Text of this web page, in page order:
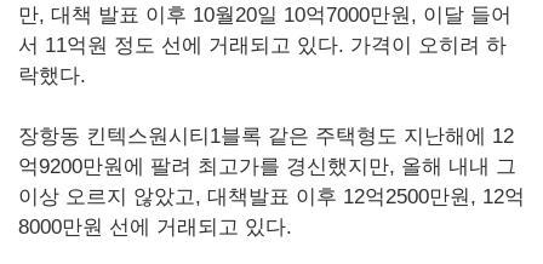
만, 대책 발표 이후 10월20일 10억7000만원, 이달 들어
서 11억원 정도 선에 거래되고 있다. 가격이 오히려 하
락했다.
장항동 킨텍스원시티1블록 같은 주택형도 지난해에 12
억9200만원에 팔려 최고가를 경신했지만, 올해 내내 그
이상 오르지 않았고, 대책발표 이후 12억2500만원, 12억
8000만원 선에 거래되고 있다.